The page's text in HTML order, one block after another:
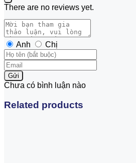
There are no reviews yet.
Anh Chị
Gửi
Chưa có bình luận nào
Related products